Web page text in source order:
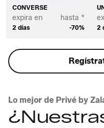
CONVERSE
expira en
2 días
hasta *
-70% 2
Lo mejor de Privé by